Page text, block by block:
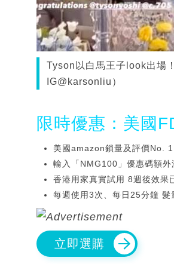
Tyson以白馬王子look出場
IG@karsonliu）
限時優惠：美國
美國amazon鎖量及評價No. 1
輸入「NMG100」優惠碼額
香港用家真實試用 8週後效果
每週使用3次、每日25分鐘 髮
立即選購